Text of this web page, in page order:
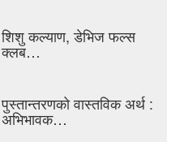
शिशु कल्याण, डेभिज फल्स
क्लब…
पुस्तान्तरणको वास्तविक अर्थ :
अभिभावक…